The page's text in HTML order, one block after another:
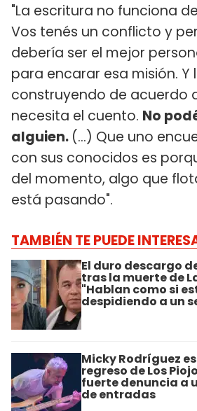
"La escritura no funciona
Vos tenés un conflicto y
debería ser el mejor
para encarar esa misión. Y
construyendo de acuerdo
necesita el cuento. No
alguien. (...) Que uno
con sus conocidos es
del momento, algo que
está pasando".
TAMBIÉN TE PUEDE
El duro descargo
tras la muerte de
"Hablan como si
despidiendo a un
Micky Rodríguez
regreso de Los
fuerte denuncia a
de entradas